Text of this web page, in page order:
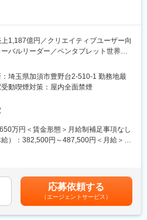
ンを用意しており、自身の望むキャリア
る業務
り、マネジメント力を発揮いただくこ
間
日
）
Business
活躍しています。プロジェクトの規模感
。中途社員も多く、活躍する環境で
模の案件も担当するため、技術力を着
が可能です。
上1,187億円／クリエイティブユーザー向
バルリーダー／ペンタブレット世界ト
びOEM製品（テクノロジーソリューシ
証取得業務を担当していただきます。
：会社の定める業務】
為の作業全般をお任せします。
バークライアント環境）及びテスト環
請業務、状況に応じて弊社Engineering
本・US）への問い合わせと調整
の為に、英語力（読解）が必要となりま
埼玉県加須市豊野台2-510-1 勤務地最
動喫煙対策：屋内全面禁煙
万円＜賃金形態＞月給制補足事項なし
）：382,500円～487,500円＜月給＞
考を通じて上下する可能性がありま
を含めた表記です。
応募依頼する
（エージェントサービス）